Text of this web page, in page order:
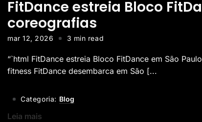
FitDance estreia Bloco
coreografias
mar 12, 2026 3 min read
“`html FitDance estreia Bloco FitDance em São
fitness FitDance desembarca em São [...
Categoria: Blog
Leia mais